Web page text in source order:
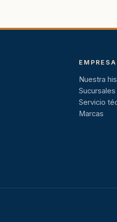
EMPRESA
Nuestra
Sucursales
Servicio
Marcas